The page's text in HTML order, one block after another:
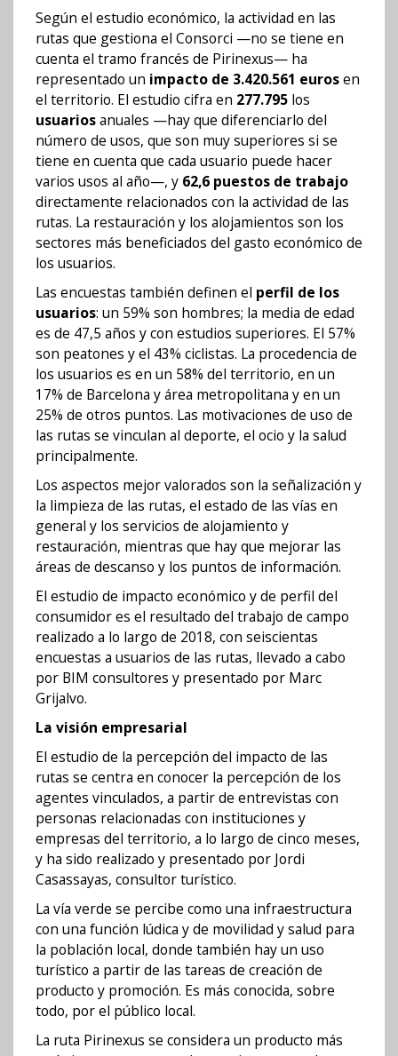
Según el estudio económico, la actividad en las
rutas que gestiona el Consorci —no se tiene en
cuenta el tramo francés de Pirinexus— ha
representado un impacto de 3.420.561 eurosen
el territorio. El estudio cifra en 277.795 los
usuariosanuales —hay que diferenciarlo del
número de usos, que son muy superiores si se
tiene en cuenta que cada usuario puede hacer
varios usos al año—, y 62,6 puestos de trabajo
directamente relacionados con la actividad de las
rutas. La restauración y los alojamientos son los
sectores más beneficiados del gasto económico de
los usuarios.
Las encuestas también definen el perfil de los
usuarios: un 59% son hombres; la media de edad
es de 47,5 años y con estudios superiores. El 57%
son peatones y el 43% ciclistas. La procedencia de
los usuarios es en un 58% del territorio, en un
17% de Barcelona y área metropolitana y en un
25% de otros puntos. Las motivaciones de uso de
las rutas se vinculan al deporte, el ocio y la salud
principalmente.
Los aspectos mejor valorados son la señalización y
la limpieza de las rutas, el estado de las vías en
general y los servicios de alojamiento y
restauración, mientras que hay que mejorar las
áreas de descanso y los puntos de información.
El estudio de impacto económico y de perfil del
consumidor es el resultado del trabajo de campo
realizado a lo largo de 2018, con seiscientas
encuestas a usuarios de las rutas, llevado a cabo
por BIM consultores y presentado por Marc
Grijalvo.
La visión empresarial
El estudio de la percepción del impacto de las
rutas se centra en conocer la percepción de los
agentes vinculados, a partir de entrevistas con
personas relacionadas con instituciones y
empresas del territorio, a lo largo de cinco meses,
y ha sido realizado y presentado por Jordi
Casassayas, consultor turístico.
La vía verde se percibe como una infraestructura
con una función lúdica y de movilidad y salud para
la población local, donde también hay un uso
turístico a partir de las tareas de creación de
producto y promoción. Es más conocida, sobre
todo, por el público local.
La ruta Pirinexus se considera un producto más